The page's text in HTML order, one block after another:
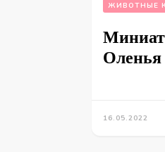
ЖИВОТНЫЕ
16.05.2022